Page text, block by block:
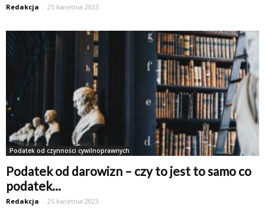
Redakcja - 25 kwietnia 2023
Podatek od czynności cywilnoprawnych
Podatek od darowizn – czy to jest to samo co
podatek...
Redakcja - 25 kwietnia 2023